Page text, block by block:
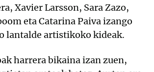
Xavier Larsson, Sara Zazo,
eta Catarina Paiva izango
lantalde artistikoko kideak.
harrera bikaina izan zuen,